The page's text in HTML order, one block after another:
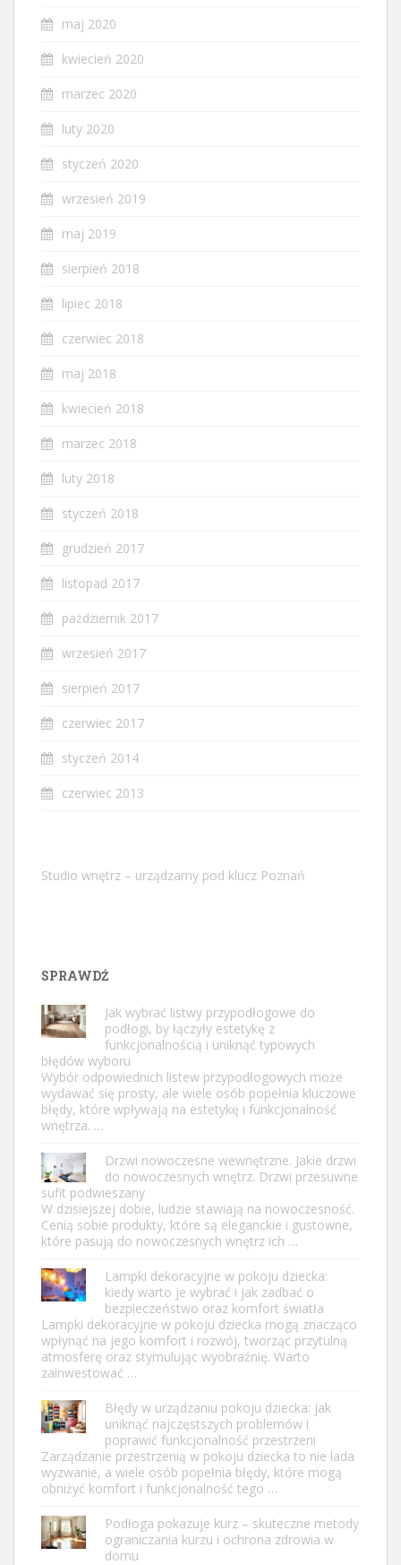
maj 2020
kwiecień 2020
marzec 2020
luty 2020
styczeń 2020
wrzesień 2019
maj 2019
sierpień 2018
lipiec 2018
czerwiec 2018
maj 2018
kwiecień 2018
marzec 2018
luty 2018
styczeń 2018
grudzień 2017
listopad 2017
październik 2017
wrzesień 2017
sierpień 2017
czerwiec 2017
styczeń 2014
czerwiec 2013
Studio wnętrz – urządzamy pod klucz Poznań
SPRAWDŹ
Jak wybrać listwy przypodłogowe do
podłogi, by łączyły estetykę z
funkcjonalnością i uniknąć typowych
błędów wyboru
Wybór odpowiednich listew przypodłogowych może
wydawać się prosty, ale wiele osób popełnia kluczowe
błędy, które wpływają na estetykę i funkcjonalność
wnętrza. …
Drzwi nowoczesne wewnętrzne. Jakie drzwi
do nowoczesnych wnętrz. Drzwi przesuwne
sufit podwieszany
W dzisiejszej dobie, ludzie stawiają na nowoczesność.
Cenią sobie produkty, które są eleganckie i gustowne,
które pasują do nowoczesnych wnętrz ich …
Lampki dekoracyjne w pokoju dziecka:
kiedy warto je wybrać i jak zadbać o
bezpieczeństwo oraz komfort światła
Lampki dekoracyjne w pokoju dziecka mogą znacząco
wpłynąć na jego komfort i rozwój, tworząc przytulną
atmosferę oraz stymulując wyobraźnię. Warto
zainwestować …
Błędy w urządzaniu pokoju dziecka: jak
uniknąć najczęstszych problemów i
poprawić funkcjonalność przestrzeni
Zarządzanie przestrzenią w pokoju dziecka to nie lada
wyzwanie, a wiele osób popełnia błędy, które mogą
obniżyć komfort i funkcjonalność tego …
Podłoga pokazuje kurz – skuteczne metody
ograniczania kurzu i ochrona zdrowia w
domu